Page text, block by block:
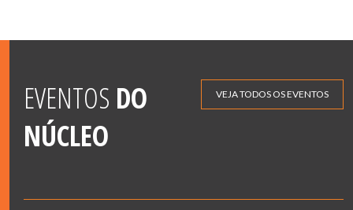
EVENTOS DO
NÚCLEO
VEJA TODOS OS EVENTOS